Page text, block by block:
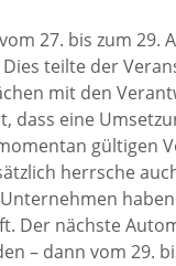
27. bis zum
teilte der
mit den
dass eine
gültigen
herrsche
Der nächste
– dann vom 29.